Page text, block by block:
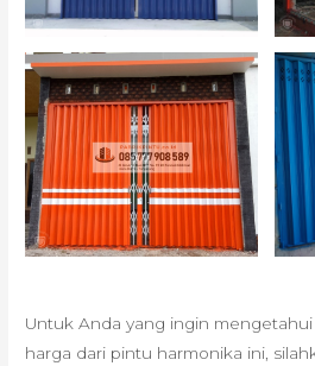
Untuk Anda yang ingin mengetahui
harga dari pintu harmonika ini,